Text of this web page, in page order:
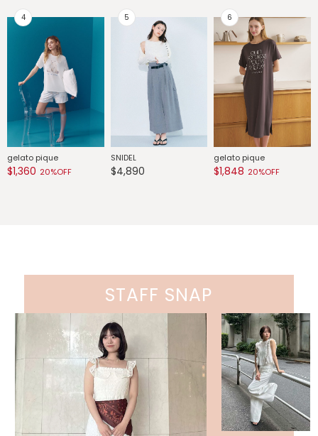
gelato pique
$1,360 20%OFF
SNIDEL
$4,890
gelato pique
$1,848 20%OFF
STAFF SNAP